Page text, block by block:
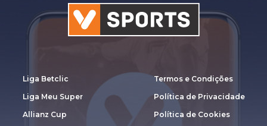
Liga Betclic
Liga Meu Super
Allianz Cup
Termos e Condições
Política de Privacidade
Política de Cookies